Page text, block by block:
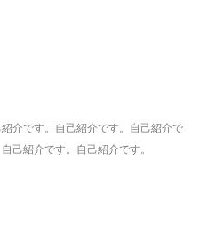
介です。自己紹介です。自己紹介で
己紹介です。自己紹介です。